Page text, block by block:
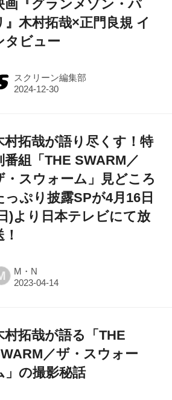
画『グランメゾン・パ
』木村拓哉×正門良規 イ
タビュー
スクリーン編集部
村拓哉が語り尽くす！特
番組「THE SWARM／
・スウォーム」見どころ
っぷり披露SPが4月16日
)より日本テレビにて放
M・N
村拓哉が語る「THE
／ザ・スウォー
」の撮影秘話